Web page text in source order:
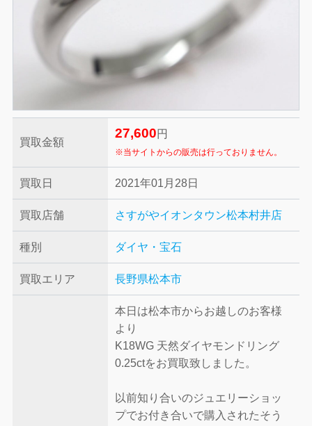
買取金額
27,600 円
※当サイトからの販売は行っておりません。
買取日 2021年01月28日
買取店舗 さすがやイオンタウン松本村井店
種別 ダイヤ・宝石
買取エリア 長野県松本市
本日は松本市からお越しのお客様
より
K18WG 天然ダイヤモンドリング
0.25ctをお買取致しました。
以前知り合いのジュエリーショッ
プでお付き合いで購入されたそう